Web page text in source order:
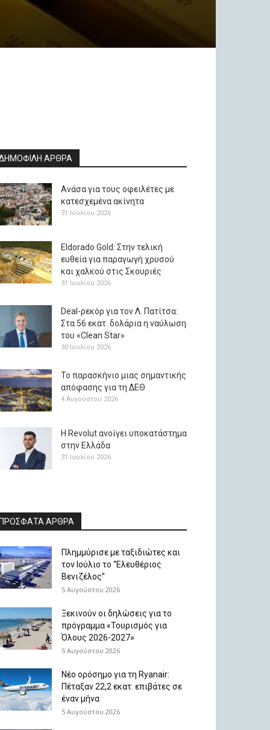
ΑΡΘΡΑ
Ανάσα για τους οφειλέτες με
κατεσχεμένα ακίνητα
31 Ιουλίου 2026
Eldorado Gold: Στην τελική
ευθεία για παραγωγή χρυσού
και χαλκού στις Σκουριές
31 Ιουλίου 2026
Deal-ρεκόρ για τον Λ. Πατίτσα:
Στα 56 εκατ. δολάρια η ναύλωση
του «Clean Star»
30 Ιουλίου 2026
Το παρασκήνιο μιας σημαντικής
απόφασης για τη ΔΕΘ
4 Αυγούστου 2026
H Revolut ανοίγει υποκατάστημα
στην Ελλάδα
31 Ιουλίου 2026
ΑΡΘΡΑ
Πλημμύρισε με ταξιδιώτες και
τον Ιούλιο το “Ελευθέριος
Βενιζέλος”
5 Αυγούστου 2026
Ξεκινούν οι δηλώσεις για το
πρόγραμμα «Τουρισμός για
Όλους 2026-2027»
5 Αυγούστου 2026
Νέο ορόσημο για τη Ryanair:
Πέταξαν 22,2 εκατ. επιβάτες σε
έναν μήνα
5 Αυγούστου 2026